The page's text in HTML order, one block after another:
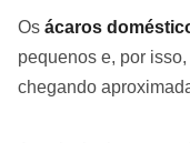
Os ácaros
pequenos e, por
chegando